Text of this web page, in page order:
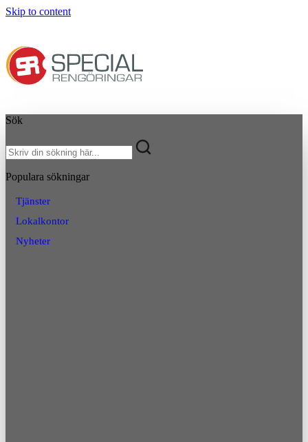
Skip to content
Sök
Populara sökningar
Tjänster
Lokalkontor
Nyheter